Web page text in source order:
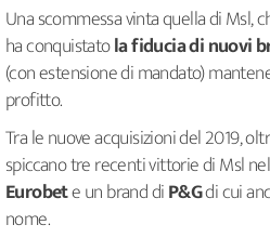
Una scommessa vinta quella di Msl,
ha conquistatola fiducia di nuovi
(con estensione di mandato)
profitto.
Tra le nuove acquisizioni del 2019,
spiccano tre recenti vittorie di Msl
Eurobete un brand diP&Gdi cui
nome.